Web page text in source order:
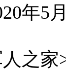
年5
之家